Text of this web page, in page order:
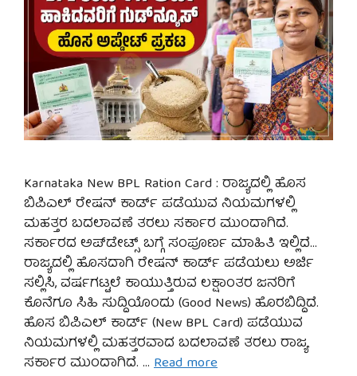
Karnataka New BPL Ration Card : ರಾಜ್ಯದಲ್ಲಿ ಹೊಸ
ಬಿಪಿಎಲ್ ರೇಷನ್ ಕಾರ್ಡ್ ಪಡೆಯುವ ನಿಯಮಗಳಲ್ಲಿ
ಮಹತ್ತರ ಬದಲಾವಣೆ ತರಲು ಸರ್ಕಾರ ಮುಂದಾಗಿದೆ.
ಸರ್ಕಾರದ ಅಪ್‌ಡೇಟ್ಸ್ ಬಗ್ಗೆ ಸಂಪೂರ್ಣ ಮಾಹಿತಿ ಇಲ್ಲಿದೆ…
ರಾಜ್ಯದಲ್ಲಿ ಹೊಸದಾಗಿ ರೇಷನ್ ಕಾರ್ಡ್ ಪಡೆಯಲು ಅರ್ಜಿ
ಸಲ್ಲಿಸಿ, ವರ್ಷಗಟ್ಟಲೆ ಕಾಯುತ್ತಿರುವ ಲಕ್ಷಾಂತರ ಜನರಿಗೆ
ಕೊನೆಗೂ ಸಿಹಿ ಸುದ್ದಿಯೊಂದು (Good News) ಹೊರಬಿದ್ದಿದೆ.
ಹೊಸ ಬಿಪಿಎಲ್ ಕಾರ್ಡ್ (New BPL Card) ಪಡೆಯುವ
ನಿಯಮಗಳಲ್ಲಿ ಮಹತ್ತರವಾದ ಬದಲಾವಣೆ ತರಲು ರಾಜ್ಯ
ಸರ್ಕಾರ ಮುಂದಾಗಿದೆ. … Read more